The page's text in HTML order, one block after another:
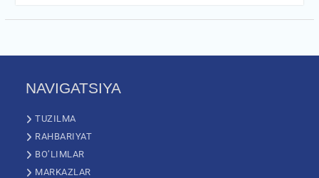
NAVIGATSIYA
TUZILMA
RAHBARIYAT
BO’LIMLAR
MARKAZLAR